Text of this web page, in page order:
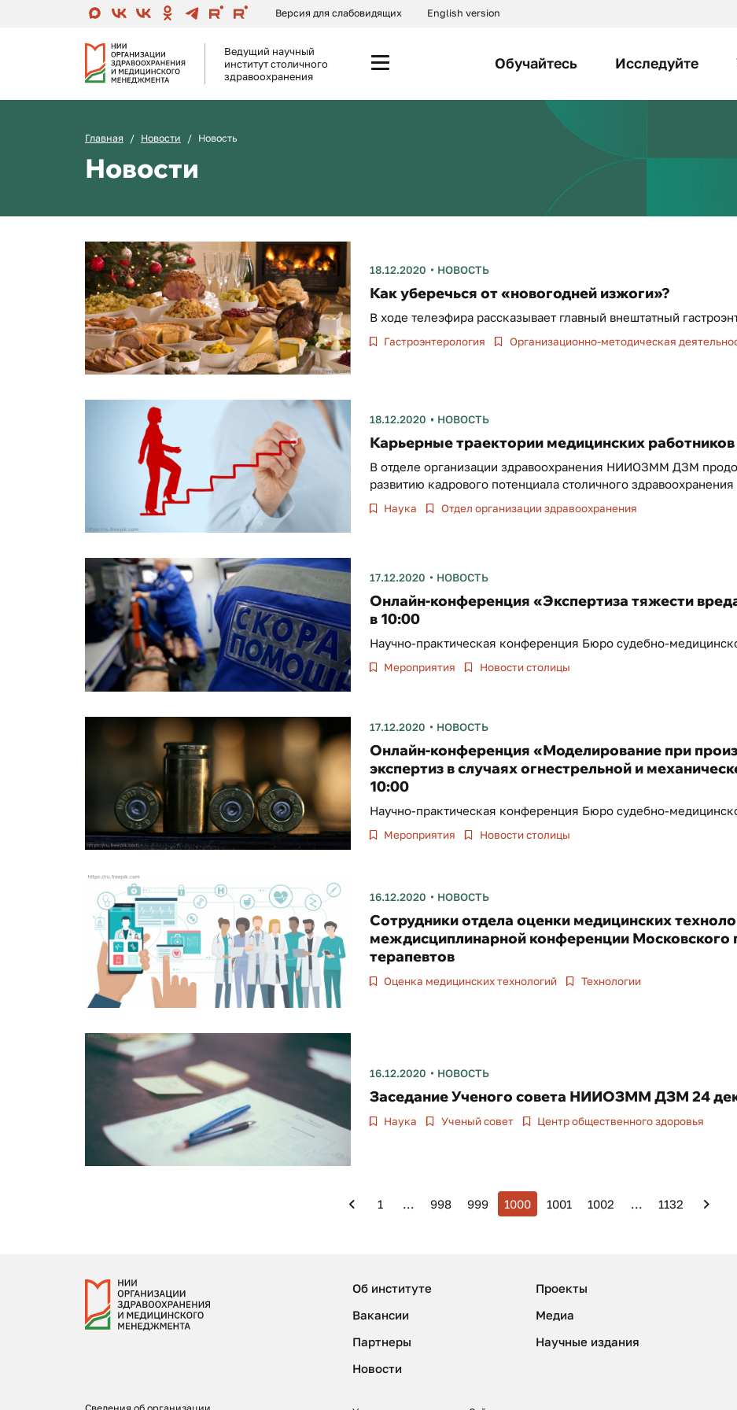
Версия для слабовидящих English version
Ведущий научный
институт столичного
здравоохранения
Обучайтесь Исследуйте
Главная Новости Новость
Новости
18.12.2020 НОВОСТЬ
Как уберечься от «новогодней изжоги»?
В ходе телеэфира рассказывает главный внештатный
Гастроэнтерология Организационно-методическая
18.12.2020 НОВОСТЬ
Карьерные траектории медицинских
В отделе организации здравоохранения НИИОЗММ ДЗМ
развитию кадрового потенциала столичного здравоохранения
Наука Отдел организации здравоохранения
17.12.2020 НОВОСТЬ
Онлайн-конференция «Экспертиза тяжести
в 10:00
Научно-практическая конференция Бюро судебно-
Мероприятия Новости столицы
17.12.2020 НОВОСТЬ
Онлайн-конференция «Моделирование при
экспертиз в случаях огнестрельной и
10:00
Научно-практическая конференция Бюро судебно-
Мероприятия Новости столицы
16.12.2020 НОВОСТЬ
Сотрудники отдела оценки медицинских
междисциплинарной конференции Московского
терапевтов
Оценка медицинских технологий Технологии
16.12.2020 НОВОСТЬ
Заседание Ученого совета НИИОЗММ ДЗМ 24
Наука Ученый совет Центр общественного здоровья
1 ... 998 999 1000 1001 1002 ... 1132
Об институте
Вакансии
Партнеры
Новости
Проекты
Медиа
Научные издания